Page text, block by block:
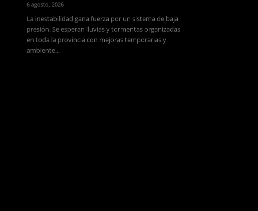
6 agosto, 2026
La inestabilidad gana fuerza por un sistema de baja
presión. Se esperan lluvias y tormentas organizadas
en toda la provincia con mejoras temporarias y
ambiente...